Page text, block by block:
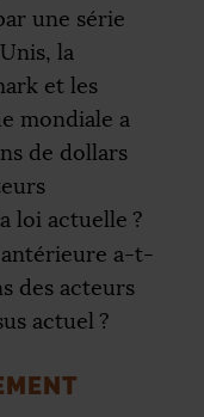
une série
la
et les
mondiale a
de dollars
loi actuelle ?
a-t-
des acteurs
actuel ?